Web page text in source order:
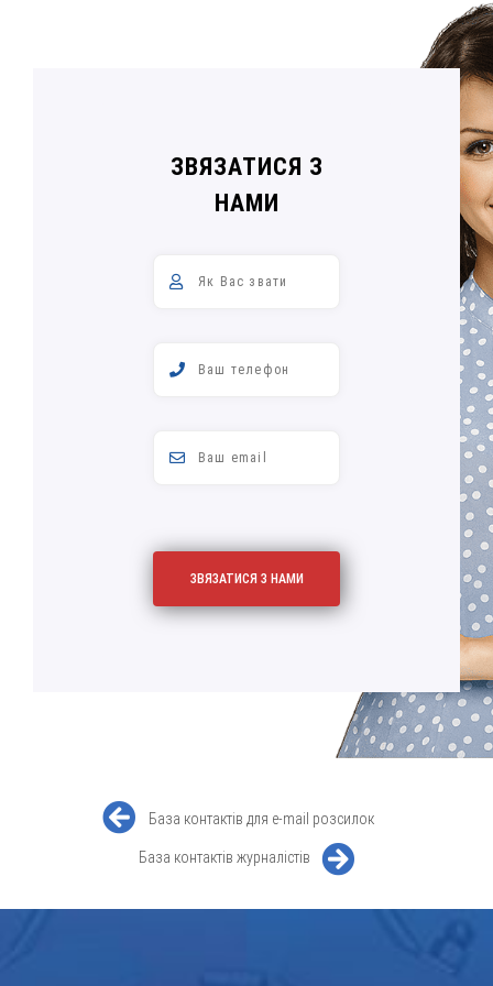
ЗВЯЗАТИСЯ З
НАМИ
База контактів для e-mail розсилок
База контактів журналістів